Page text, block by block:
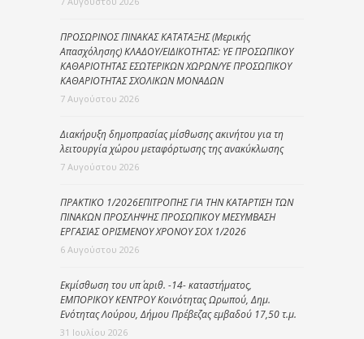
ΠΡΟΣΩΡΙΝΟΣ ΠΙΝΑΚΑΣ ΚΑΤΑΤΑΞΗΣ (Μερικής
Απασχόλησης) ΚΛΑΔΟΥ/ΕΙΔΙΚΟΤΗΤΑΣ: ΥΕ ΠΡΟΣΩΠΙΚΟΥ
ΚΑΘΑΡΙΟΤΗΤΑΣ ΕΣΩΤΕΡΙΚΩΝ ΧΩΡΩΝ/ΥΕ ΠΡΟΣΩΠΙΚΟΥ
ΚΑΘΑΡΙΟΤΗΤΑΣ ΣΧΟΛΙΚΩΝ ΜΟΝΑΔΩΝ
7 Αυγούστου 2026
Διακήρυξη δημοπρασίας μίσθωσης ακινήτου για τη
λειτουργία χώρου μεταφόρτωσης της ανακύκλωσης
7 Αυγούστου 2026
ΠΡΑΚΤΙΚΟ 1/2026ΕΠΙΤΡΟΠΗΣ ΓΙΑ ΤΗΝ ΚΑΤΑΡΤΙΣΗ ΤΩΝ
ΠΙΝΑΚΩΝ ΠΡΟΣΛΗΨΗΣ ΠΡΟΣΩΠΙΚΟΥ ΜΕΣΥΜΒΑΣΗ
ΕΡΓΑΣΙΑΣ ΟΡΙΣΜΕΝΟΥ ΧΡΟΝΟΥ ΣΟΧ 1/2026
6 Αυγούστου 2026
Εκμίσθωση του υπ΄ αριθ. -14- καταστήματος,
ΕΜΠΟΡΙΚΟΥ ΚΕΝΤΡΟΥ Κοινότητας Ωρωπού, Δημ.
Ενότητας Λούρου, Δήμου Πρέβεζας εμβαδού 17,50 τ.μ.
31 Ιουλίου 2026